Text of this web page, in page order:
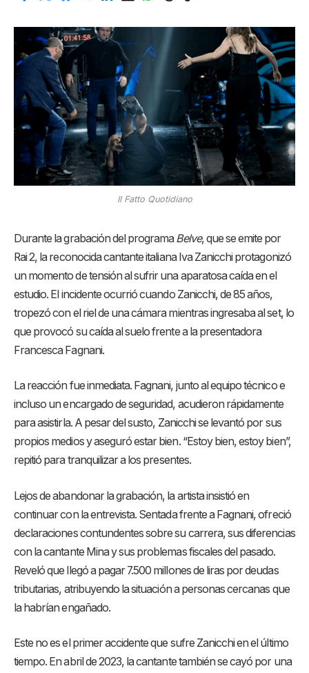
Il Fatto Quotidiano
Durante la grabación del programa Belve, que se emite por
Rai 2, la reconocida cantante italiana Iva Zanicchi protagonizó
un momento de tensión al sufrir una aparatosa caída en el
estudio. El incidente ocurrió cuando Zanicchi, de 85 años,
tropezó con el riel de una cámara mientras ingresaba al set, lo
que provocó su caída al suelo frente a la presentadora
Francesca Fagnani.
La reacción fue inmediata. Fagnani, junto al equipo técnico e
incluso un encargado de seguridad, acudieron rápidamente
para asistirla. A pesar del susto, Zanicchi se levantó por sus
propios medios y aseguró estar bien. “Estoy bien, estoy bien”,
repitió para tranquilizar a los presentes.
Lejos de abandonar la grabación, la artista insistió en
continuar con la entrevista. Sentada frente a Fagnani, ofreció
declaraciones contundentes sobre su carrera, sus diferencias
con la cantante Mina y sus problemas fiscales del pasado.
Reveló que llegó a pagar 7.500 millones de liras por deudas
tributarias, atribuyendo la situación a personas cercanas que
la habrían engañado.
Este no es el primer accidente que sufre Zanicchi en el último
tiempo. En abril de 2023, la cantante también se cayó por una